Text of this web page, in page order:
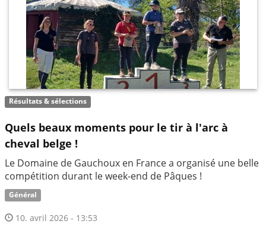
Résultats & sélections
Quels beaux moments pour le tir à l'arc à
cheval belge !
Le Domaine de Gauchoux en France a organisé une belle
compétition durant le week-end de Pâques !
Général
10. avril 2026 - 13:53